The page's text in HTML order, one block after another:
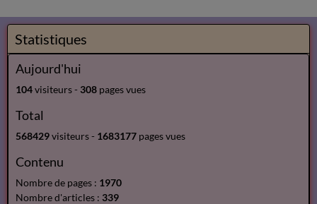
Statistiques
Aujourd'hui
104visiteurs - 308 pages vues
Total
568429visiteurs - 1683177 pages vues
Contenu
Nombre de pages : 1970
Nombre d'articles : 339